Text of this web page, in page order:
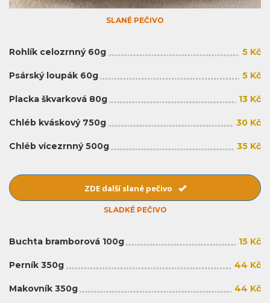
SLANÉ PEČIVO
Rohlík celozrnný 60g 5 Kč
Psárský loupák 60g 5 Kč
Placka škvarková 80g 13 Kč
Chléb kváskový 750g 30 Kč
Chléb vícezrnný 500g 35 Kč
ZDE další slané pečivo
SLADKÉ PEČIVO
Buchta bramborová 100g 15 Kč
Perník 350g 44 Kč
Makovník 350g 44 Kč